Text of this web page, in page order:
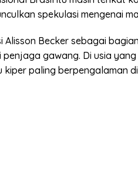
spekulasi mengenai
Alisson Becker sebagai
gawang. Di usia
kiper paling berpengalaman